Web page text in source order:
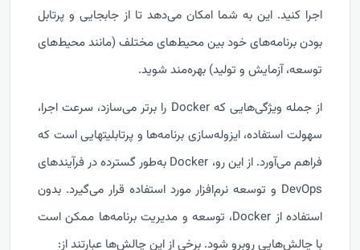
اجرا کنید. این به شما امکان می‌دهد تا از جابجایی و پرتابل
بودن برنامه‌های خود بین محیط‌های مختلف (مانند محیط‌های
توسعه، آزمایش و تولید) بهره‌مند شوید.
از جمله ویژگی‌هایی که Docker را برتر می‌سازد، سرعت اجرا،
سهولت استفاده، ایزوله‌سازی برنامه‌ها و پرتابلیتهایی است که
فراهم می‌آورد. از این رو، Docker به‌طور گسترده در فرآیندهای
DevOps و توسعه نرم‌افزار مورد استفاده قرار می‌گیرد. بدون
استفاده از Docker، توسعه و مدیریت برنامه‌ها ممکن است
با چالش‌هایی روبرو شود. برخی از این چالش‌ها عبارتند از: